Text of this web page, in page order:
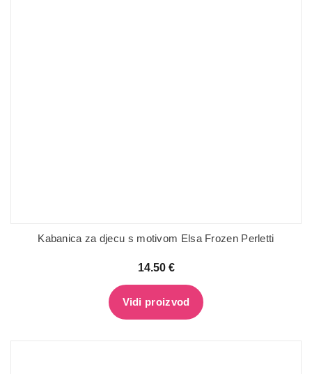
Kabanica za djecu s motivom Elsa Frozen Perletti
14.50 €
Vidi proizvod